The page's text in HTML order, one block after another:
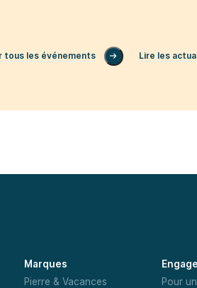
tous les événements Lire les
Marques
Pierre & Vacances
Pour